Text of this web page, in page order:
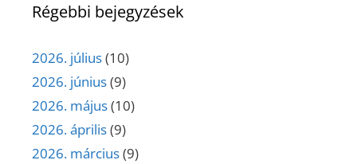
Régebbi bejegyzések
2026. július(10)
2026. június(9)
2026. május(10)
2026. április(9)
2026. március(9)